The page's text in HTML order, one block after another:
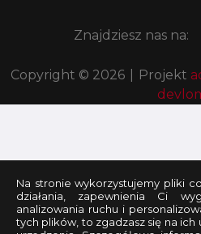
Znajdziesz nas na:
Copyright © 2026 Projekt
Na stronie wykorzystujemy pliki
działania, zapewnienia Ci
analizowania ruchu i
tych plików, to zgadzasz się na